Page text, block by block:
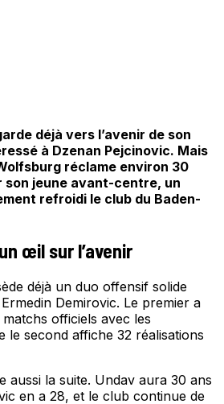
déjà vers l’avenir de son
à Dzenan Pejcinovic. Mais
réclame environ 30
son jeune avant-centre, un
refroidi le club du Baden-
œil sur l’avenir
déjà un duo offensif solide
Demirovic. Le premier a
officiels avec les
le second affiche 32 réalisations
aussi la suite. Undav aura 30 ans
en a 28, et le club continue de